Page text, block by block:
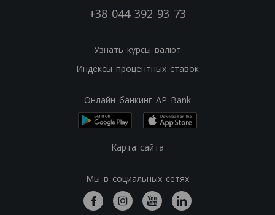
+38 044 392 93 73
Узнать курсы валют
Индексы процентных ставок
Онлайн банкинг AP Bank
Карта сайта
Мы в социальных сетях